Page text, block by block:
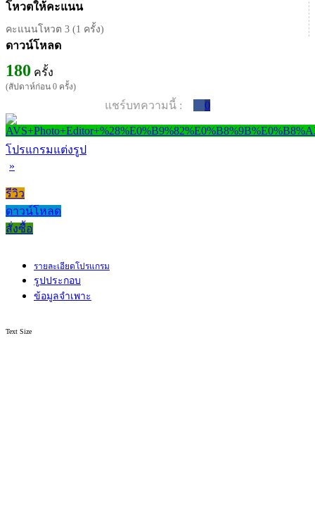
โหวตให้คะแนน
คะแนนโหวต 3 (1 ครั้ง)
ดาวน์โหลด
180 ครั้ง
(สัปดาห์ก่อน 0 ครั้ง)
แชร์บทความนี้ : 0
โปรแกรมแต่งรูป
»
รีวิว
ดาวน์โหลด
สั่งซื้อ
รายละเอียดโปรแกรม
รูปประกอบ
ข้อมูลจำเพาะ
Text Size